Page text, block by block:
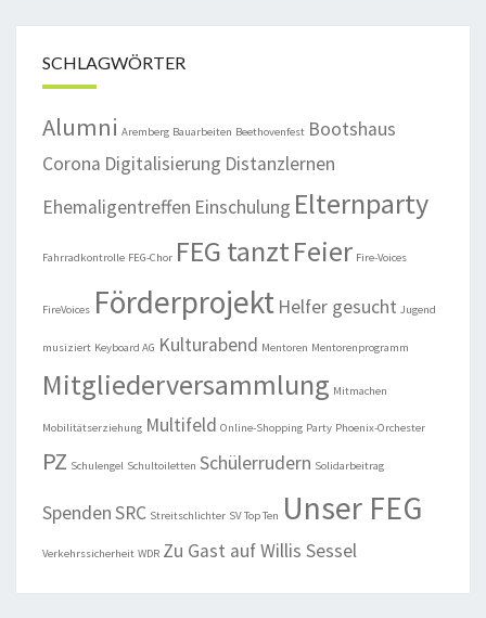
SCHLAGWÖRTER
Alumni Aremberg Bauarbeiten Beethovenfest Bootshaus
Corona Digitalisierung Distanzlernen
Ehemaligentreffen Einschulung Elternparty
Fahrradkontrolle FEG-Chor FEG tanztFeier Fire-Voices
FireVoices Förderprojekt Helfer gesucht Jugend
musiziert Keyboard AG Kulturabend Mentoren Mentorenprogramm
Mitgliederversammlung Mitmachen
Mobilitätserziehung Multifeld Online-Shopping Party Phoenix-Orchester
PZ Schulengel Schultoiletten Schülerrudern Solidarbeitrag
SpendenSRC Streitschlichter SV Top Ten Unser FEG
Verkehrssicherheit WDR Zu Gast auf Willis Sessel